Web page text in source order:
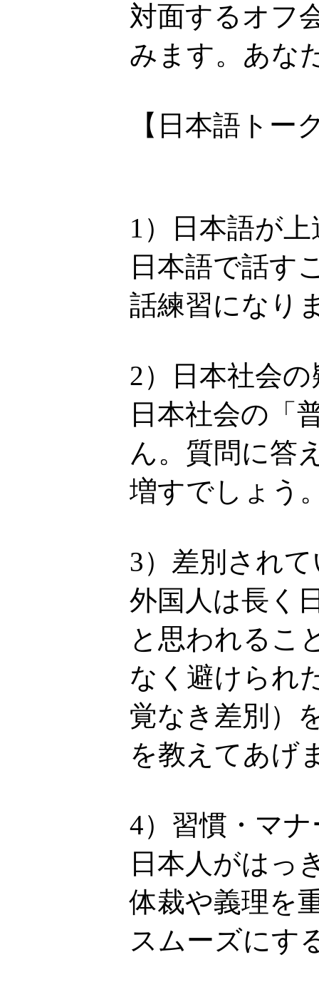
対面するオフ
みます。あな
【日本語ト
1）日本語が
日本語で話す
話練習になり
2）日本社会
日本社会の「
ん。質問に答
増すでしょう
3）差別され
外国人は長く
と思われるこ
なく避けられ
覚なき差別）
を教えてあげ
4）習慣・マ
日本人がはっ
体裁や義理を
スムーズにす